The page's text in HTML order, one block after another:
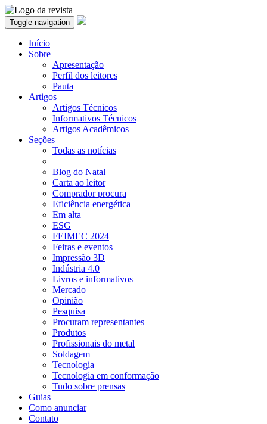
Toggle navigation
Início
Sobre
Apresentação
Perfil dos leitores
Pauta
Artigos
Artigos Técnicos
Informativos Técnicos
Artigos Acadêmicos
Seções
Todas as notícias
Blog do Natal
Carta ao leitor
Comprador procura
Eficiência energética
Em alta
ESG
FEIMEC 2024
Feiras e eventos
Impressão 3D
Indústria 4.0
Livros e informativos
Mercado
Opinião
Pesquisa
Procuram representantes
Produtos
Profissionais do metal
Soldagem
Tecnologia
Tecnologia em conformação
Tudo sobre prensas
Guias
Como anunciar
Contato